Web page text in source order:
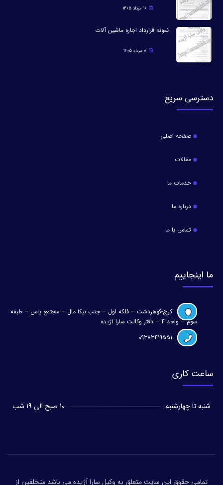
10 مرداد 1405
نمونه قرارداد اجاره ماشین آلات
8 مرداد 1405
دسترسی سریع
صفحه اصلی
مقالات
خدمات ما
درباره ما
تماس با ما
ما اینجاییم
کرج-گوهردشت – فلکه اول – جنب نیکا مال – مجتمع یاس – طبقه
سوم – واحد 4 – دفتر وکالت سارا آژیده
09383419551
ساعت کاری
شنبه تا چهارشنبه 10 صبح الی 19 شب
تمامی حقوق این سایت متعلق به وکیل سارا آژیده می باشد متخلفین از